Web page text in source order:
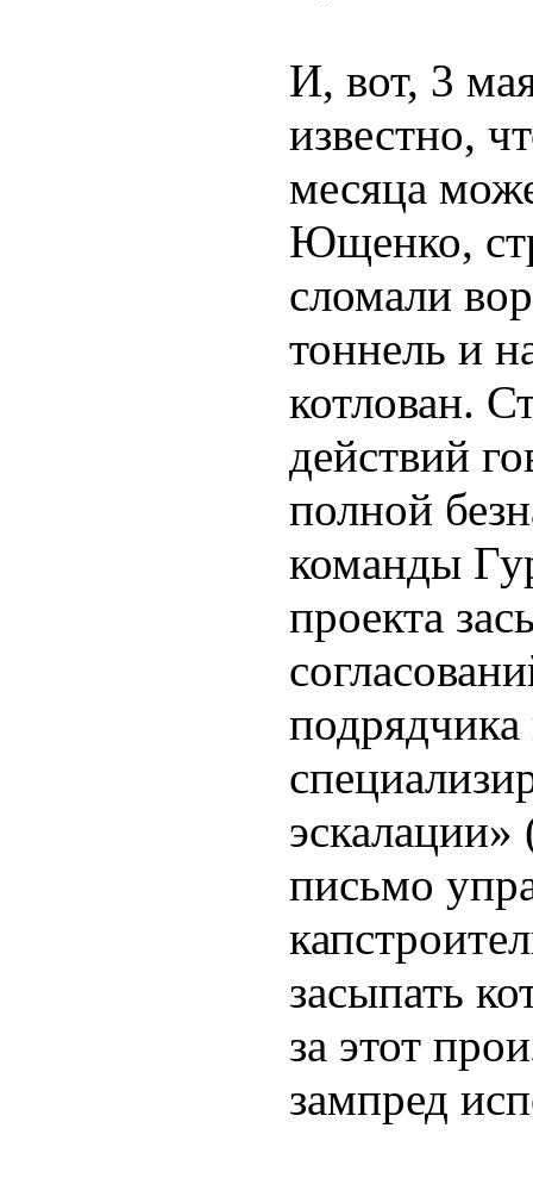
И, вот, 3
известно,
месяца
Ющенко,
сломали
тоннель и
котлован.
действий
полной
команды
проекта
подрядчика
письмо
засыпать
за этот
зампред